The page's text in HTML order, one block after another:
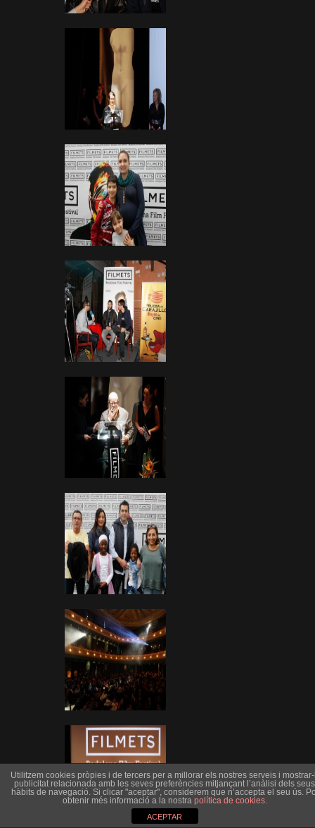
Utilitzem cookies pròpies i de tercers per a millorar els nostres serveis i
publicitat relacionada amb les seves preferències mitjançant l’anàlisi dels seus
hàbits de navegació. Si clicar "aceptar", considerem que n’accepta el seu ús.
obtenir més informació a la nostra política de cookies.
ACEPTAR